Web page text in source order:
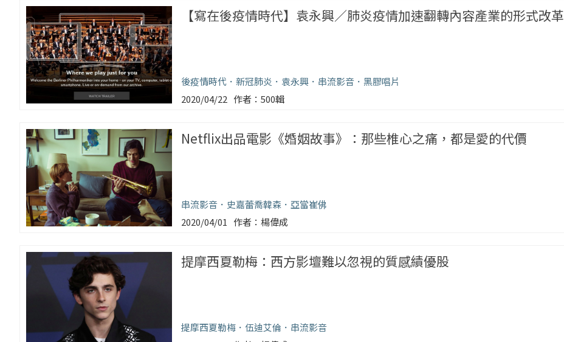
【寫在後疫情時代】袁永興／肺炎疫情加速翻轉內容產業的形式改革
後疫情時代 新冠肺炎 袁永興 串流影音
黑膠唱片
2020/04/22
500輯
Netflix出品電影《婚姻故事》：那些椎心之痛，都是愛的代價
串流影音 史嘉蕾喬韓森
亞當崔佛
2020/04/01
楊偉成
提摩西夏勒梅：西方影壇難以忽視的質感績優股
提摩西夏勒梅 伍迪艾倫
串流影音